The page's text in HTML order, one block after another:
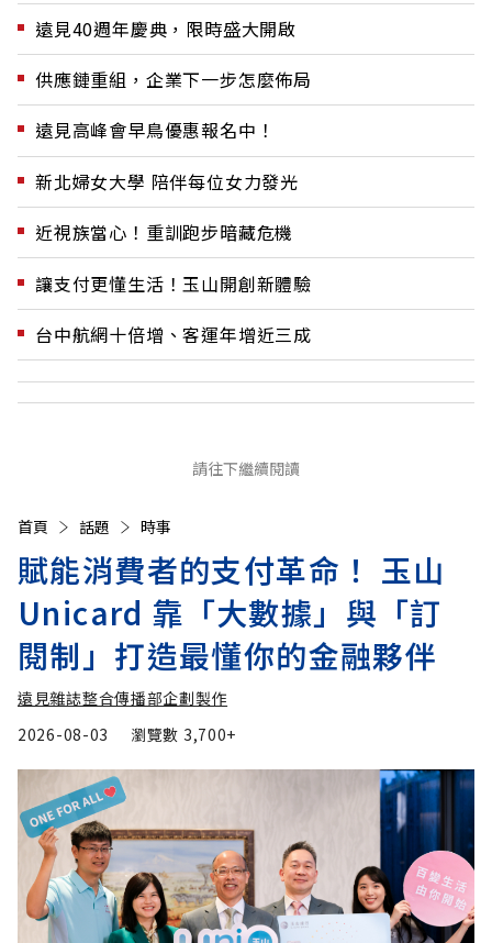
遠見40週年慶典，限時盛大開啟
供應鏈重組，企業下一步怎麼佈局
遠見高峰會早鳥優惠報名中！
新北婦女大學 陪伴每位女力發光
近視族當心！重訓跑步暗藏危機
讓支付更懂生活！玉山開創新體驗
台中航網十倍增、客運年增近三成
請往下繼續閱讀
首頁 話題 時事
賦能消費者的支付革命！ 玉山
Unicard 靠「大數據」與「訂
閱制」打造最懂你的金融夥伴
遠見雜誌整合傳播部企劃製作
2026-08-03
瀏覽數 3,700+